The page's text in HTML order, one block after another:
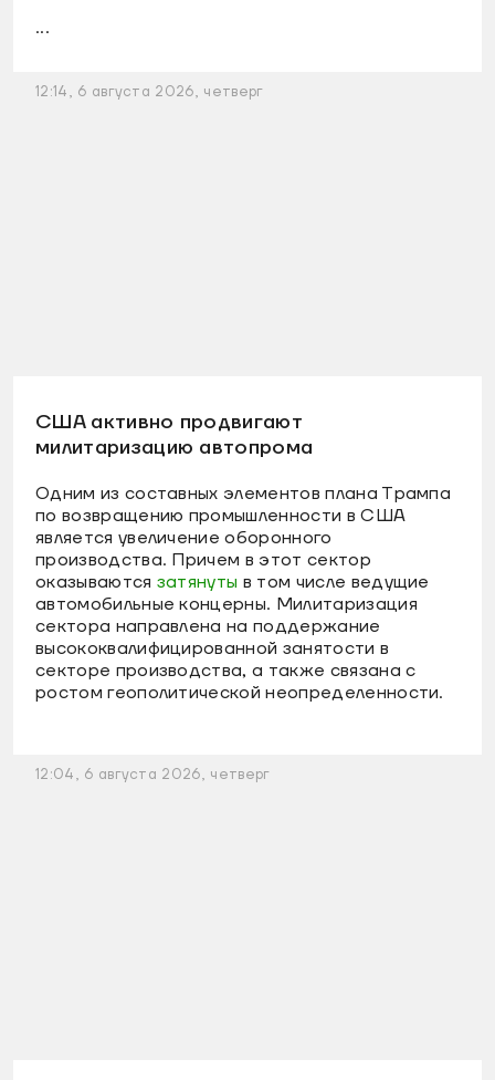
...
12:14, 6 августа 2026, четверг
США активно продвигают
милитаризацию автопрома
Одним из составных элементов плана Трампа
по возвращению промышленности в США
является увеличение оборонного
производства. Причем в этот сектор
оказываются затянуты в том числе ведущие
автомобильные концерны. Милитаризация
сектора направлена на поддержание
высококвалифицированной занятости в
секторе производства, а также связана с
ростом геополитической неопределенности.
12:04, 6 августа 2026, четверг